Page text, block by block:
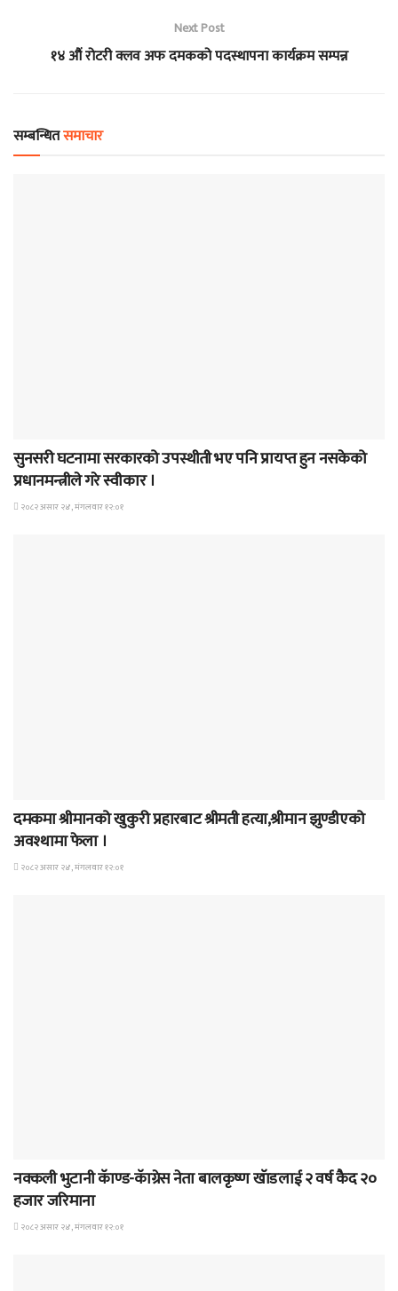
Next Post
१४ औं रोटरी क्लव अफ दमकको पदस्थापना कार्यक्रम सम्पन्न
सम्बन्धितसमाचार
सुनसरी घटनामा सरकारको उपस्थीती भए पनि प्रायप्त हुन नसकेको
प्रधानमन्त्रीले गरे स्वीकार ।
२०८२ असार २४, मंगलवार १२:०१
दमकमा श्रीमानको खुकुरी प्रहारबाट श्रीमती हत्या,श्रीमान झुण्डीएको
अवश्थामा फेला ।
२०८२ असार २४, मंगलवार १२:०१
नक्कली भुटानी कॅाण्ड-कॅाग्रेस नेता बालकृष्ण खॅाडलाई २ वर्ष कैद २०
हजार जरिमाना
२०८२ असार २४, मंगलवार १२:०१